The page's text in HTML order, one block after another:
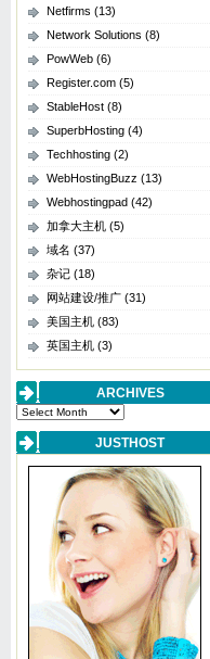
Netfirms (13)
Network Solutions (8)
PowWeb (6)
Register.com (5)
StableHost (8)
SuperbHosting (4)
Techhosting (2)
WebHostingBuzz (13)
Webhostingpad (42)
加拿大主机 (5)
域名 (37)
杂记 (18)
网站建设/推广 (31)
美国主机 (83)
英国主机 (3)
ARCHIVES
Archives
JUSTHOST